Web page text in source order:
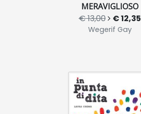
MERAVIGLIOSO
€ 13,00 € 12,35
Wegerif Gay